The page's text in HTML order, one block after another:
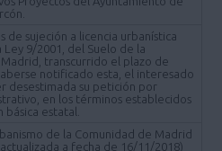
de sujeción a licencia urbanística
Ley 9/2001, del Suelo de la
transcurrido el plazo de
notificado esta, el interesado
desestimada su petición por
en los términos establecidos
estatal.
de la Comunidad de Madrid
a fecha de 16/11/2018)